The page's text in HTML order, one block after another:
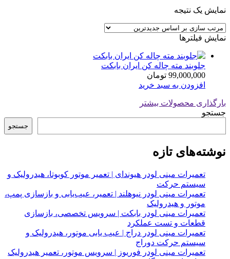
نمایش یک نتیجه
نمایش فیلترها
جلوبند مته چاله کن ایران بابکت
99,000,000 تومان
افزودن به سبد خرید
بارگذاری محصولات بیشتر
جستجو
جستجو
نوشته‌های تازه
تعمیرات مینی لودر هیوندای | تعمیر موتور کوبوتا، هیدرولیک و
سیستم حرکت
تعمیرات مینی لودر نیوهلند | تعمیر، عیب‌یابی و بازسازی پمپ،
موتور و هیدرولیک
تعمیرات مینی لودر بابکت | سرویس تخصصی، بازسازی
قطعات و تست عملکرد
تعمیرات مینی لودر دراج | عیب یابی موتور، هیدرولیک و
سیستم حرکت دوراج
تعمیرات مینی لودر فوریوز | سرویس موتور، تعمیر هیدرولیک